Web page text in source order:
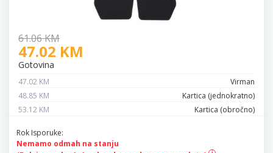
61.06 KM
47.02 KM
Gotovina
47.02 KM
Virman
48.85 KM
Kartica (jednokratno)
53.12 KM
Kartica (obročno)
Rok Isporuke:
Nemamo odmah na stanju